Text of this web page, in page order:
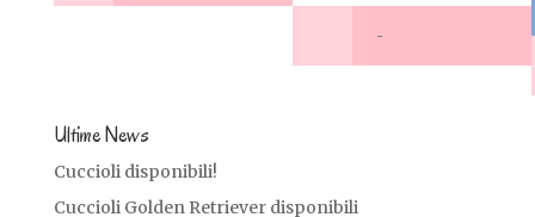
-
Ultime News
Cuccioli disponibili!
Cuccioli Golden Retriever disponibili